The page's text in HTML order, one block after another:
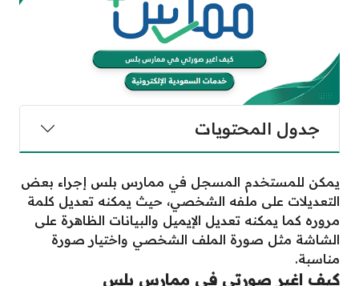
جدول المحتويات
يمكن للمستخدم المسجل في ممارس بلس إجراء بعض
التعديلات على ملفه الشخصي، حيث يمكنه تعديل كلمة
مروره كما يمكنه تعديل الإيميل والبيانات الظاهرة على
الشاشة مثل صورة الملف الشخصي واختيار صورة
مناسبة.
كيف اغير صورتي في ممارس بلس